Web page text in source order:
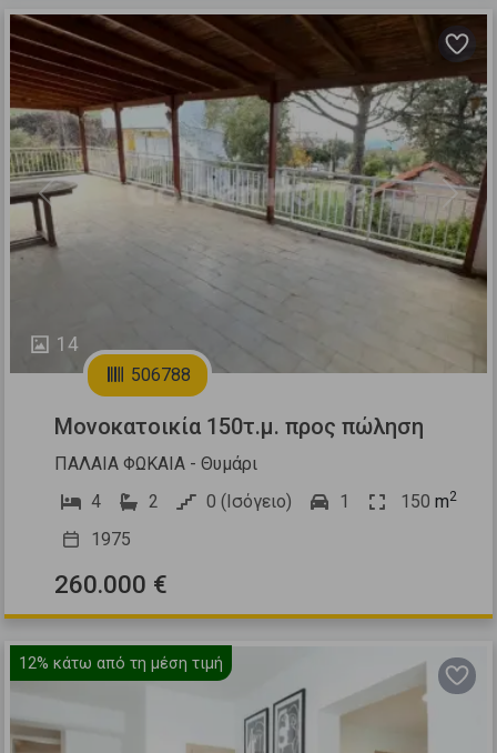
14
Previous Next
506788
Μονοκατοικία 150τ.μ. προς πώληση
ΠΑΛΑΙΑ ΦΩΚΑΙΑ - Θυμάρι
4
2 0 (Ισόγειο) 1 150 m2
1975
260.000 €
12% κάτω από τη μέση τιμή